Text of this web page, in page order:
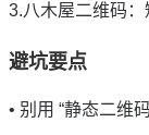
3.八木屋二维码：
避坑要点
• 别用 “静态二维